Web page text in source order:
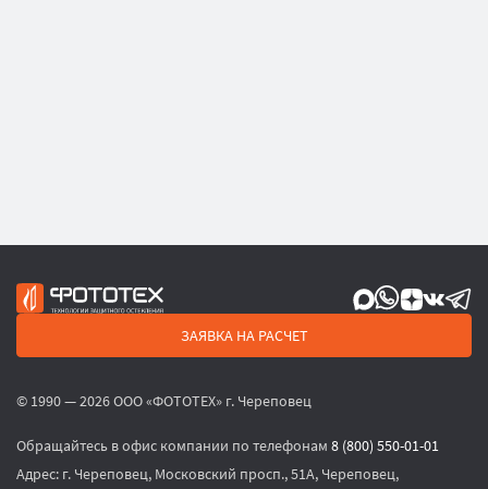
ЗАЯВКА НА РАСЧЕТ
© 1990 — 2026 ООО «ФОТОТЕХ» г. Череповец
Обращайтесь в офис компании по телефонам 8 (800) 550-01-01
Адрес: г. Череповец, Московский просп., 51А, Череповец,